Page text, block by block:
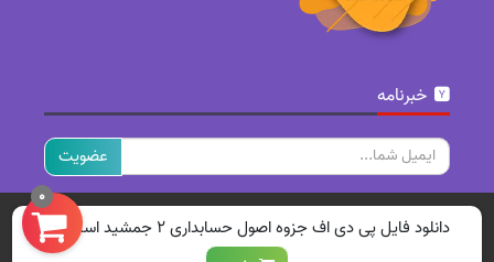
خبرنامه
ایمیل
تمامی حقوق برای سایت ما محفوظ است.
0
دانلود فایل پی دی اف جزوه اصول حسابداری ۲ جمشید اسکندری